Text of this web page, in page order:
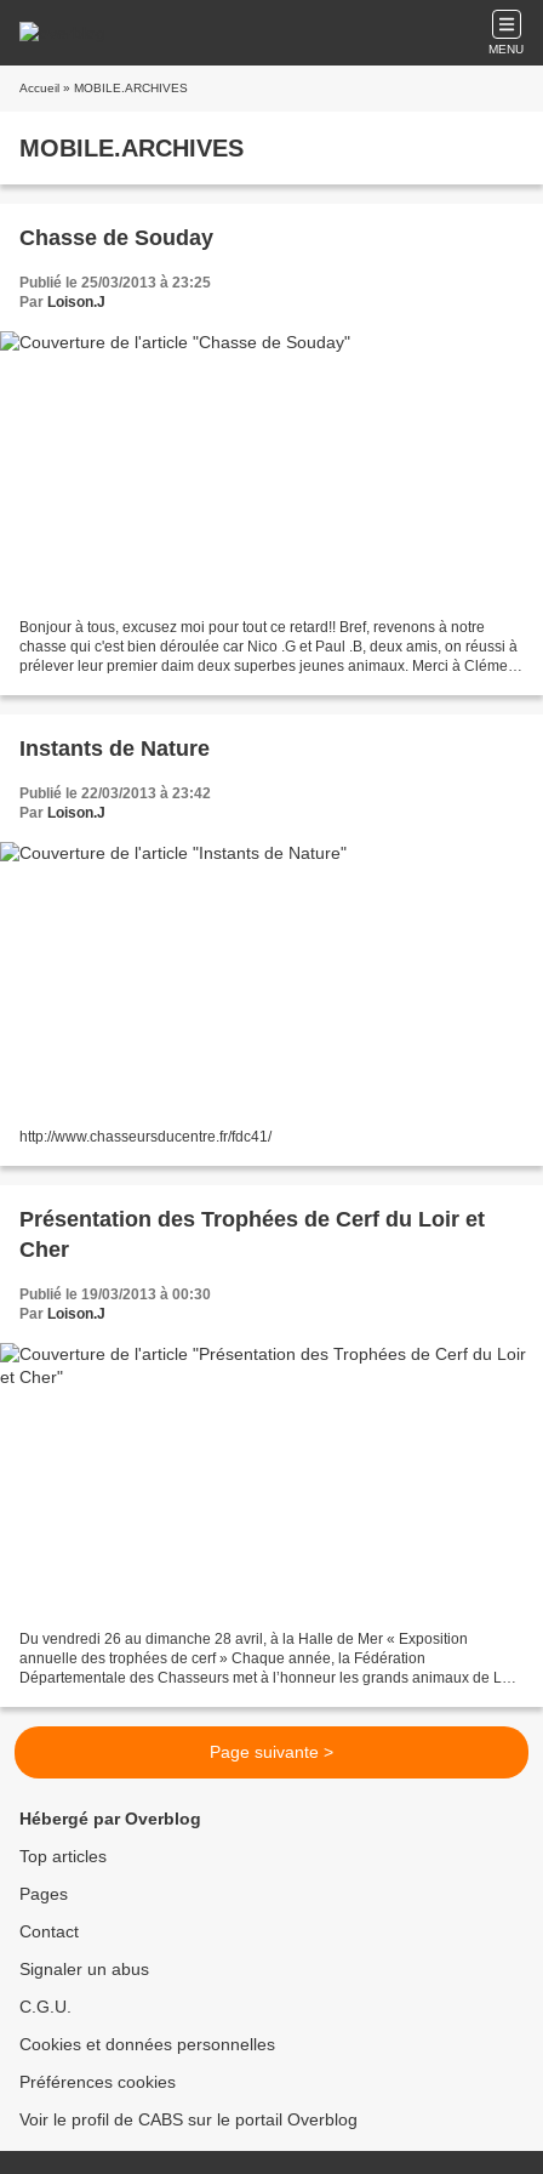
MENU
Accueil » MOBILE.ARCHIVES
MOBILE.ARCHIVES
Chasse de Souday
Publié le 25/03/2013 à 23:25
Par Loison.J
Bonjour à tous, excusez moi pour tout ce retard!! Bref, revenons à notre
chasse qui c'est bien déroulée car Nico .G et Paul .B, deux amis, on réussi à
prélever leur premier daim deux superbes jeunes animaux. Merci à Clément
Instants de Nature
Publié le 22/03/2013 à 23:42
Par Loison.J
http://www.chasseursducentre.fr/fdc41/
Présentation des Trophées de Cerf du Loir et
Cher
Publié le 19/03/2013 à 00:30
Par Loison.J
Du vendredi 26 au dimanche 28 avril, à la Halle de Mer « Exposition
annuelle des trophées de cerf » Chaque année, la Fédération
Départementale des Chasseurs met à l’honneur les grands animaux de Loir-
Page suivante >
Hébergé par Overblog
Top articles
Pages
Contact
Signaler un abus
C.G.U.
Cookies et données personnelles
Préférences cookies
Voir le profil de CABS sur le portail Overblog